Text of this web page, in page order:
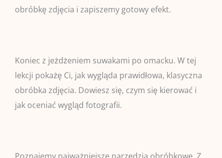
obróbkę zdjęcia i zapiszemy gotowy efekt.
Koniec z jeżdżeniem suwakami po omacku. W tej
lekcji pokażę Ci, jak wygląda prawidłowa, klasyczna
obróbka zdjęcia. Dowiesz się, czym się kierować i
jak oceniać wygląd fotografii.